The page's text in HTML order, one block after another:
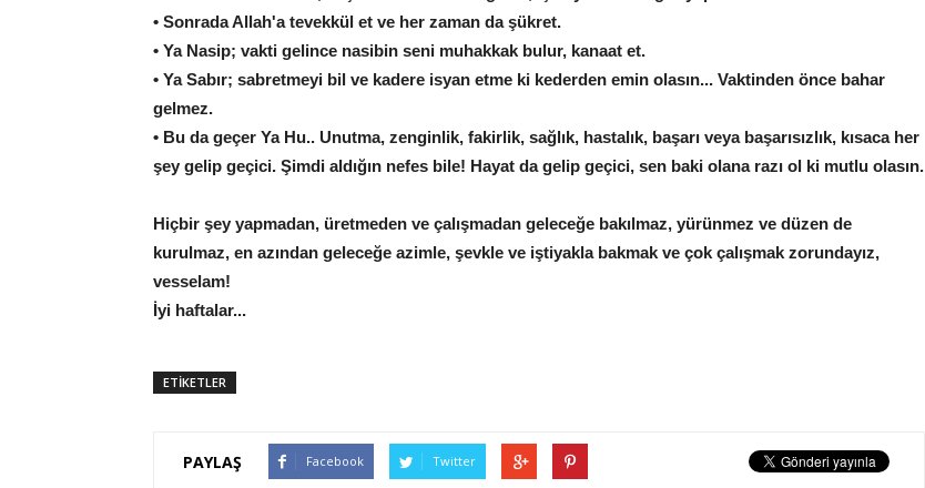
• Sonrada Allah'a tevekkül et ve her zaman da şükret.
• Ya Nasip; vakti gelince nasibin seni muhakkak bulur, kanaat et.
• Ya Sabır; sabretmeyi bil ve kadere isyan etme ki kederden emin olasın... Vaktinden önce bahar
gelmez.
• Bu da geçer Ya Hu.. Unutma, zenginlik, fakirlik, sağlık, hastalık, başarı veya başarısızlık, kısaca her
şey gelip geçici. Şimdi aldığın nefes bile! Hayat da gelip geçici, sen baki olana razı ol ki mutlu olasın.
Hiçbir şey yapmadan, üretmeden ve çalışmadan geleceğe bakılmaz, yürünmez ve düzen de
kurulmaz, en azından geleceğe azimle, şevkle ve iştiyakla bakmak ve çok çalışmak zorundayız,
vesselam!
İyi haftalar...
ETİKETLER
PAYLAŞ Facebook Twitter